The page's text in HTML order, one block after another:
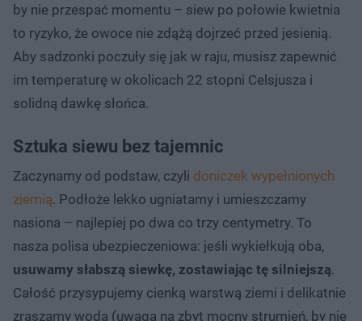
by nie przespać momentu – siew po połowie kwietnia
to ryzyko, że owoce nie zdążą dojrzeć przed jesienią.
Aby sadzonki poczuły się jak w raju, musisz zapewnić
im temperaturę w okolicach 22 stopni Celsjusza i
solidną dawkę słońca.
Sztuka siewu bez tajemnic
Zaczynamy od podstaw, czyli doniczek wypełnionych
ziemią. Podłoże lekko ugniatamy i umieszczamy
nasiona – najlepiej po dwa co trzy centymetry. To
nasza polisa ubezpieczeniowa: jeśli wykiełkują oba,
usuwamy słabszą siewkę, zostawiając tę silniejszą.
Całość przysypujemy cienką warstwą ziemi i delikatnie
zraszamy wodą (uwaga na zbyt mocny strumień, by nie